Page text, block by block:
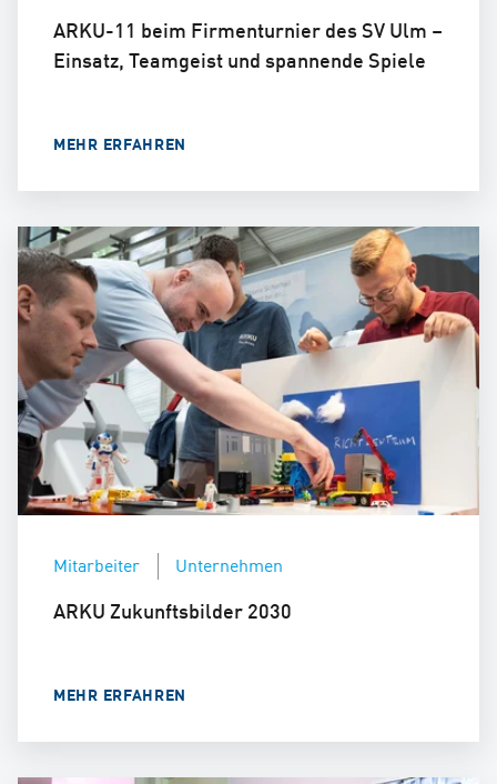
ARKU-11 beim Firmenturnier des SV Ulm –
Einsatz, Teamgeist und spannende Spiele
MEHR ERFAHREN
Mitarbeiter Unternehmen
ARKU Zukunftsbilder 2030
MEHR ERFAHREN